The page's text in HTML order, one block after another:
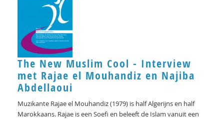
The New Muslim Cool - Interview
met Rajae el Mouhandiz en Najiba
Abdellaoui
Muzikante Rajae el Mouhandiz (1979) is half Algerijns en half
Marokkaans. Rajae is een Soefi en beleeft de Islam vanuit een